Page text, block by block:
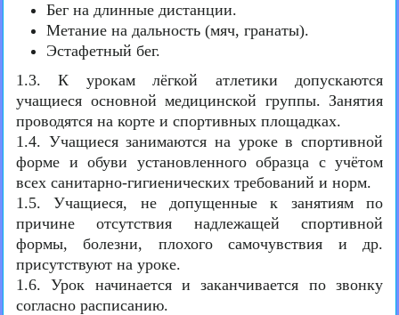
Бег на длинные дистанции.
Метание на дальность (мяч, гранаты).
Эстафетный бег.
1.3. К урокам лёгкой атлетики допускаются
учащиеся основной медицинской группы. Занятия
проводятся на корте и спортивных площадках.
1.4. Учащиеся занимаются на уроке в спортивной
форме и обуви установленного образца с учётом
всех санитарно-гигиенических требований и норм.
1.5. Учащиеся, не допущенные к занятиям по
причине отсутствия надлежащей спортивной
формы, болезни, плохого самочувствия и др.
присутствуют на уроке.
1.6. Урок начинается и заканчивается по звонку
согласно расписанию.